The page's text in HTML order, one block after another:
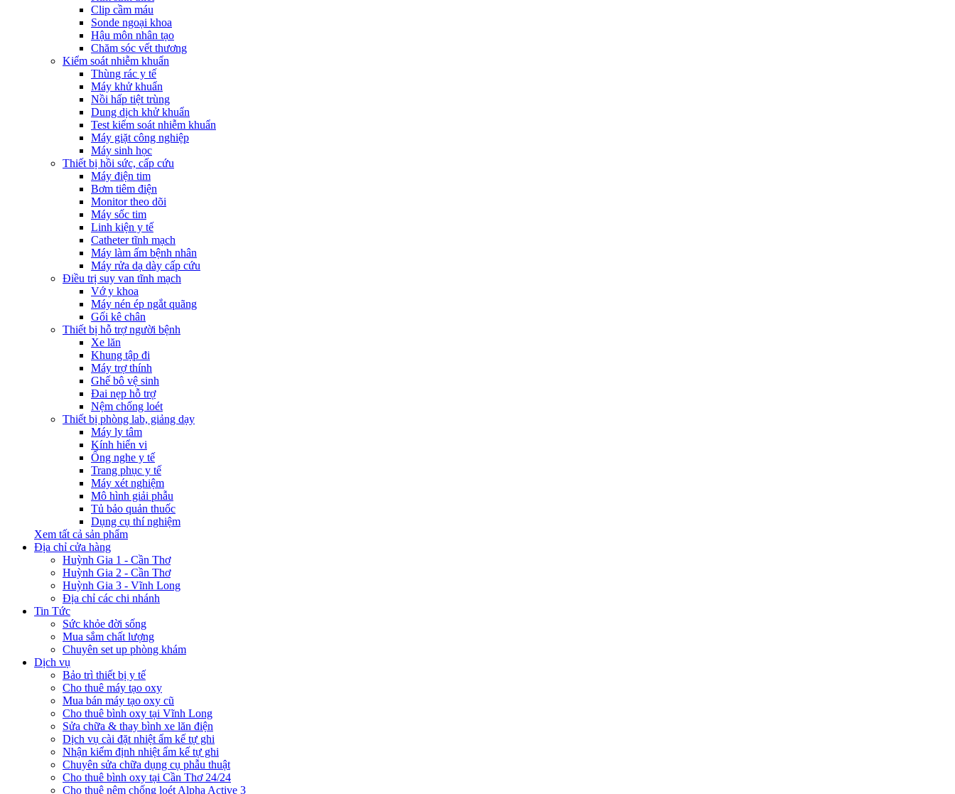
Clip cầm máu
Sonde ngoại khoa
Hậu môn nhân tạo
Chăm sóc vết thương
Kiểm soát nhiễm khuẩn
Thùng rác y tế
Máy khử khuẩn
Nồi hấp tiệt trùng
Dung dịch khử khuẩn
Test kiểm soát nhiễm khuẩn
Máy giặt công nghiệp
Máy sinh học
Thiết bị hồi sức, cấp cứu
Máy điện tim
Bơm tiêm điện
Monitor theo dõi
Máy sốc tim
Linh kiện y tế
Catheter tĩnh mạch
Máy làm ấm bệnh nhân
Máy rửa dạ dày cấp cứu
Điều trị suy van tĩnh mạch
Vớ y khoa
Máy nén ép ngắt quãng
Gối kê chân
Thiết bị hỗ trợ người bệnh
Xe lăn
Khung tập đi
Máy trợ thính
Ghế bô vệ sinh
Đai nẹp hỗ trợ
Nệm chống loét
Thiết bị phòng lab, giảng dạy
Máy ly tâm
Kính hiển vi
Ống nghe y tế
Trang phục y tế
Máy xét nghiệm
Mô hình giải phẫu
Tủ bảo quản thuốc
Dụng cụ thí nghiệm
Xem tất cả sản phẩm
Địa chỉ cửa hàng
Huỳnh Gia 1 - Cần Thơ
Huỳnh Gia 2 - Cần Thơ
Huỳnh Gia 3 - Vĩnh Long
Địa chỉ các chi nhánh
Tin Tức
Sức khỏe đời sống
Mua sắm chất lượng
Chuyên set up phòng khám
Dịch vụ
Bảo trì thiết bị y tế
Cho thuê máy tạo oxy
Mua bán máy tạo oxy cũ
Cho thuê bình oxy tại Vĩnh Long
Sửa chữa & thay bình xe lăn điện
Dịch vụ cài đặt nhiệt ẩm kế tự ghi
Nhận kiểm định nhiệt ẩm kế tự ghi
Chuyên sửa chữa dụng cụ phẫu thuật
Cho thuê bình oxy tại Cần Thơ 24/24
Cho thuê nệm chống loét Alpha Active 3